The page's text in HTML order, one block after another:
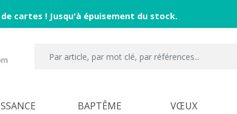
cartes ! Jusqu'à épuisement du stock.
BAPTÊME VŒUX